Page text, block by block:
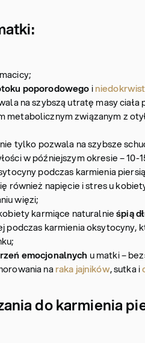
poporodowegoi
na szybszą utratę masy ciała
metabolicznym związanym z
tylko pozwala na szybsze
w późniejszym okresie – 10-
podczas karmienia
również napięcie i stres u
więzi;
karmiące naturalnieśpią
podczas karmienia oksytocyny,
emocjonalnych u matki –
na raka jajników, sutka i
do karmienia